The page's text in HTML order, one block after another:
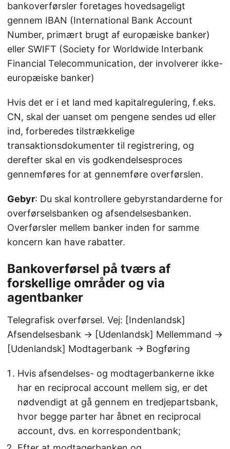
bankoverførsler foretages hovedsageligt
gennem IBAN (International Bank Account
Number, primært brugt af europæiske banker)
eller SWIFT (Society for Worldwide Interbank
Financial Telecommunication, der involverer ikke-
europæiske banker)
Hvis det er i et land med kapitalregulering, f.eks.
CN, skal der uanset om pengene sendes ud eller
ind, forberedes tilstrækkelige
transaktionsdokumenter til registrering, og
derefter skal en vis godkendelsesproces
gennemføres for at gennemføre overførslen.
Gebyr: Du skal kontrollere gebyrstandarderne for
overførselsbanken og afsendelsesbanken.
Overførsler mellem banker inden for samme
koncern kan have rabatter.
Bankoverførsel på tværs af
forskellige områder og via
agentbanker
Telegrafisk overførsel. Vej: [Indenlandsk]
Afsendelsesbank → [Udenlandsk] Mellemmand →
[Udenlandsk] Modtagerbank → Bogføring
Hvis afsendelses- og modtagerbankerne ikke
har en reciprocal account mellem sig, er det
nødvendigt at gå gennem en tredjepartsbank,
hvor begge parter har åbnet en reciprocal
account, dvs. en korrespondentbank;